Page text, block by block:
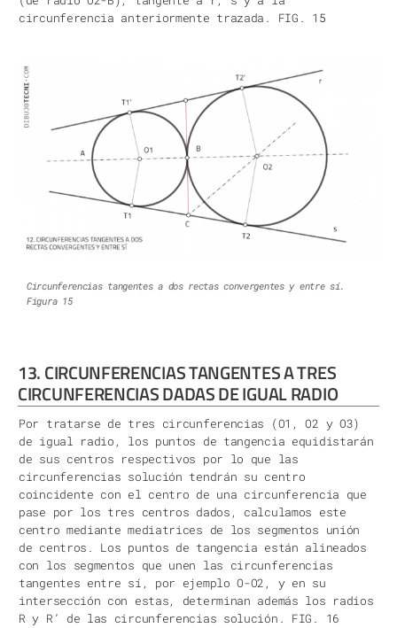
circunferencia anteriormente trazada. FIG. 15
Circunferencias tangentes a dos rectas convergentes y entre sí.
Figura 15
13. CIRCUNFERENCIAS TANGENTES A TRES
CIRCUNFERENCIAS DADAS DE IGUAL RADIO
Por tratarse de tres circunferencias (O1, O2 y O3)
de igual radio, los puntos de tangencia equidistarán
de sus centros respectivos por lo que las
circunferencias solución tendrán su centro
coincidente con el centro de una circunferencia que
pase por los tres centros dados, calculamos este
centro mediante mediatrices de los segmentos unión
de centros. Los puntos de tangencia están alineados
con los segmentos que unen las circunferencias
tangentes entre sí, por ejemplo O-O2, y en su
intersección con estas, determinan además los radios
R y R’ de las circunferencias solución. FIG. 16